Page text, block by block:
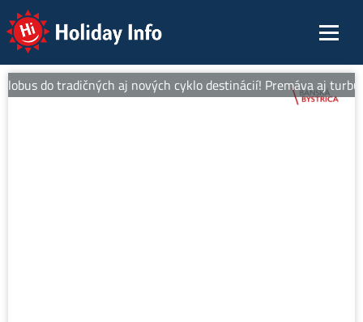
Holiday Info
do tradičných aj nových cyklo destinácií! Premáva aj